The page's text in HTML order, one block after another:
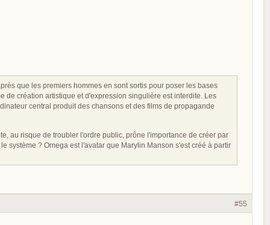
que les premiers hommes en sont sortis pour poser les bases
de création artistique et d'expression singulière est interdite. Les
central produit des chansons et des films de propagande
au risque de troubler l'ordre public, prône l'importance de créer par
système ? Omega est l'avatar que Marylin Manson s'est créé à partir
#55